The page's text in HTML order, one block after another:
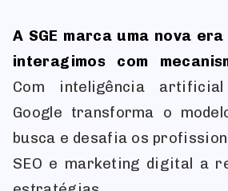
A SGE marca uma nova
interagimos com
Com inteligência
Google transforma o
busca e desafia os
SEO e marketing digital a